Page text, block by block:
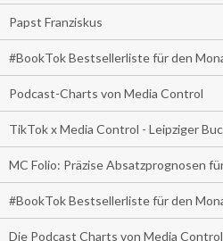
Papst Franziskus
#BookTok Bestsellerliste für den
Podcast-Charts von Media Control
TikTok x Media Control - Leipziger
MC Folio: Präzise Absatzprognosen
#BookTok Bestsellerliste für den
Die Podcast Charts von Media Control